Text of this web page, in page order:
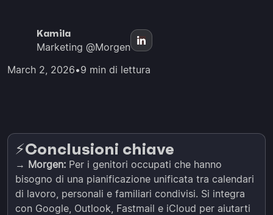
Kamila
Marketing @Morgen
March 2, 2026•9 min di lettura
⚡️Conclusioni chiave
→ Morgen: Per i genitori occupati che hanno
bisogno di una pianificazione unificata tra calendari
di lavoro, personali e familiari condivisi. Si integra
con Google, Outlook, Fastmail e iCloud per aiutarti